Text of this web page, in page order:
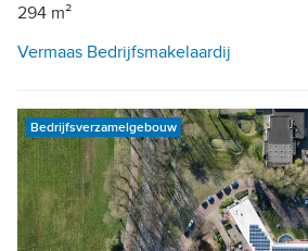
294 m²
Vermaas Bedrijfsmakelaardij
Bedrijfsverzamelgebouw